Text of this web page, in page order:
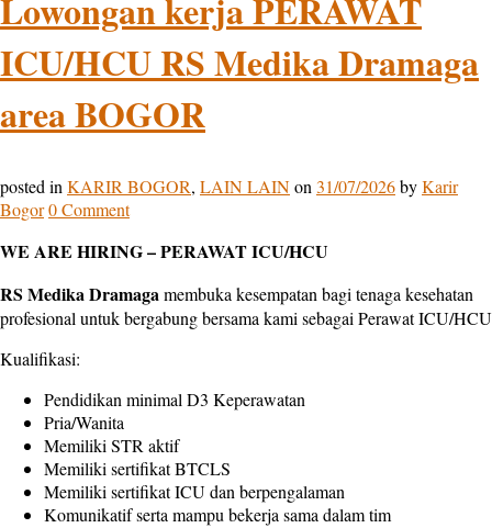
Lowongan kerja PERAWAT
ICU/HCU RS Medika Dramaga
area BOGOR
posted inKARIR BOGOR, LAIN LAINon31/07/2026byKarir
Bogor0 Comment
WE ARE HIRING – PERAWAT ICU/HCU
RS Medika Dramagamembuka kesempatan bagi tenaga kesehatan
profesional untuk bergabung bersama kami sebagai Perawat ICU/HCU
Kualifikasi:
Pendidikan minimal D3 Keperawatan
Pria/Wanita
Memiliki STR aktif
Memiliki sertifikat BTCLS
Memiliki sertifikat ICU dan berpengalaman
Komunikatif serta mampu bekerja sama dalam tim